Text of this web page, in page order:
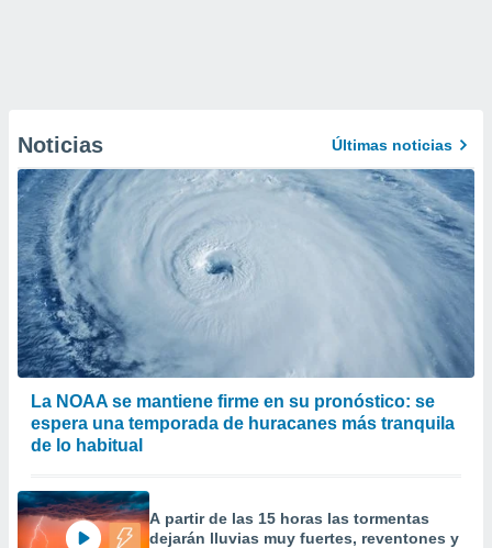
Noticias Últimas noticias
La NOAA se mantiene firme en su pronóstico: se
espera una temporada de huracanes más tranquila
de lo habitual
A partir de las 15 horas las tormentas
dejarán lluvias muy fuertes, reventones y